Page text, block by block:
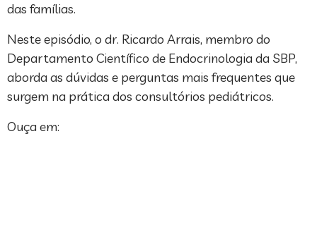
das famílias.
Neste episódio, o dr. Ricardo Arrais, membro do
Departamento Científico de Endocrinologia da SBP,
aborda as dúvidas e perguntas mais frequentes que
surgem na prática dos consultórios pediátricos.
Ouça em: